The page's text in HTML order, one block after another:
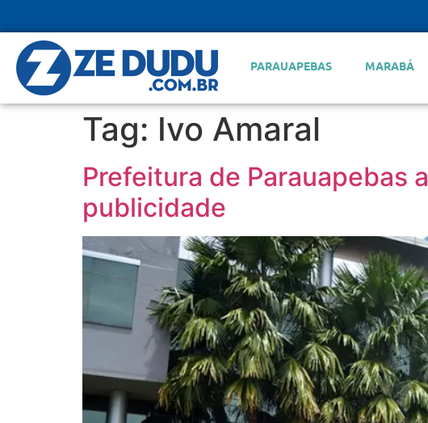
PARAUAPEBAS MARABÁ
Tag: Ivo Amaral
Prefeitura de Parauapebas
publicidade